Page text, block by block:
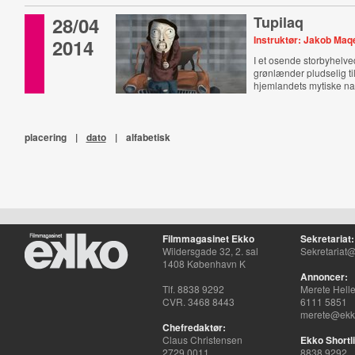
28/04
2014
Tupilaq
Instruktør: Jakob
I et osende
grønlænder pludselig
hjemlandets mytiske
placering | dato | alfabetisk
Filmmagasinet Ekko
Wildersgade 32, 2. sal
1408 København K
Tlf. 8838 9292
CVR. 3468 8443
Chefredaktør:
Claus Christensen
2729 0011
Sekretariat:
Annoncer:
Merete
6111 5851
Ekko
8838 9292